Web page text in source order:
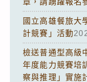
國立高雄餐旅大
計競賽」活動
檢送普通型高級
年度能力競賽培
察與推理」實施